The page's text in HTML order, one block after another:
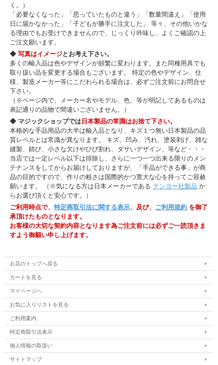
マインド・バグラーズ 第３巻：パーティー・ゲーム
（ダン・ハーラン） 収録時間：１００分
難易度（メーカー基準）：★☆☆☆☆
※以下メーカーカタログより許可をいただき転載
世界中から選りすぐった「引っ掛けネタ」を、マジシャンでありベリーダン
サーでもあり、ギャンブラー、敏腕セールスマン、レーサー、脳外科医、義
歯装着者でもあるダン・ハーランが大解説！
彼がその人生をかけて収集、創作してきた詐術のすべてを大公開します！
例えば、ポーカーで相手に混ぜさせて配ってもらっても勝つ方法、表向きで
も裏向きでも関係なくポーカーで勝つ方法、指一本で座っている相手を立て
なくする方法、女性の着けているブラジャーを30秒以内に外す方法、小さな
針の穴に何本もの糸を通す方法など。
そんなこと不可能だと思いますか？賭ける？
【収録内容】
■ オープン・ポーカー： 絶対に負けないポーカー！
■ エイティーン・カード・ポーカー： 混ぜて、カットして、配ってもらい
ますが勝ちます。
■ テン・カード・ポーカー： 自由にカードを選んでもらっても必ず勝ちま
す。
■ ホール・カード： 借りたデックでも、伏せてあるホール・カードが何か
わかります。
■ カラー・メイト： 一見フェアに見えるゲームですが、必ず勝ちます。
■ ジェントルマン・ゲーム： ちょっとしたジョークを交えたトリック。
■ サーカス・カード・トリック： 絶対に無理だと思える状態でカードを当
対に当てさせません！
■ クッキング・クック： クッキング・サーカスを教えますが、絶対に当て
ます！
■ ワン・フィンガー： 指一本で座っている人を立てなくしてしまいます。
■ ストリンギング・アロング： 裁縫の糸を使ったちょっとしたゲーム。
■ プロム・デート： 女性の着けているブラジャーを、シャツを脱がすこと
なく30秒以内に取ります！
■ ショート・バス： 一見答えられない超難問クイズ！よく聞いて下さい。
■ ゼアズ・ア・キャッチ： 古くからあるゲームをネックレスでやります。
■ ピッチング・ログ： サイコロを振って出た目を競いますが、絶対に勝て
ます！
ません。
く。）
「必要なくなった」「思っていたものと違う」「数量間違え」「使用
日に届かなかった」「子どもが勝手に注文した」 等々、その他いかな
る理由でもお受けできませんので、じっくり吟味し、よくご確認の上
ご注文願います。
◆ 写真はイメージとお考え下さい。
多くの輸入品は色やデザインが頻繁に変わります。また同種用具でも
取り扱い品を変更する場合もございます。 特定の色やデザイン、仕
様、製造メーカー等にこだわられる場合は、必ずご注文前にお問合せ
下さい。
（※ページ内で、メーカー名やモデル、色、等が明記してあるものは
表記通りの品物で間違いございません。）
◆ マジックショップでは 日本製品の常識はお捨て下さい。
本格的な手品用品の大半は輸入品となり、キズ１つ無い日本製品の品
質レベルとは常識が異なります。 キズ、凹み、汚れ、塗装剥げ、雑な
縫製、錆び、小さな欠けやひび割れ、ダサいデザイン、等など・・・
当店では一定レベル以下は排除し、さらに一つ一つ出来る限りのメン
テナンスをしてからお届けしておりますが、「手品ができる事」が商
品の目的ですので、作りの粗さは国際的かつ寛大な心を持ってご容赦
願います。 （※気になる方は日本メーカーである テンヨー社製品 か
らお選び頂くと安心です。）
ご利用時点で、 特定商取引法に関する表示、及び、 ご利用規約 を御了
承頂けたものとなります。
お客様の大切な契約内容となります為ご注文前には必ずご一読頂きま
すよう御願い申し上げます。
お店のトップへ戻る
カートを見る
マイページへ
お気に入りリストを見る
ご利用案内
特定商取引法表示
個人情報の取扱い
サイトマップ